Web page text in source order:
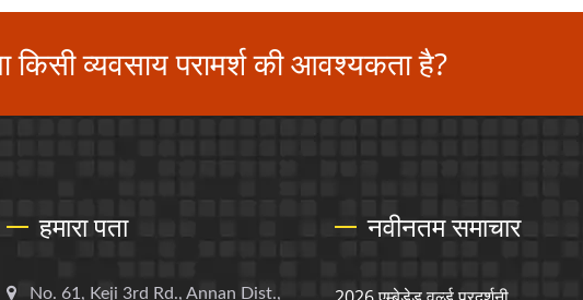
व्यवसाय परामर्श की आवश्यकता है?
हमारा पता
No. 61, Keji 3rd Rd., Annan Dist.,
नवीनतम समाचार